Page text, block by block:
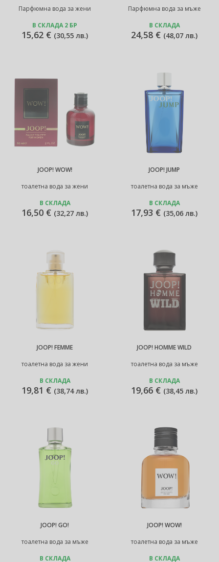
Парфюмна вода за жени
В СКЛАДА 2 БР
15,62 € (30,55 лв.)
Парфюмна вода за мъже
В СКЛАДА
24,58 € (48,07 лв.)
JOOP! WOW!
тоалетна вода за жени
В СКЛАДА
16,50 € (32,27 лв.)
JOOP! JUMP
тоалетна вода за мъже
В СКЛАДА
17,93 € (35,06 лв.)
JOOP! FEMME
тоалетна вода за жени
В СКЛАДА
19,81 € (38,74 лв.)
JOOP! HOMME WILD
тоалетна вода за мъже
В СКЛАДА
19,66 € (38,45 лв.)
JOOP! GO!
тоалетна вода за мъже
В СКЛАДА
JOOP! WOW!
тоалетна вода за мъже
В СКЛАДА